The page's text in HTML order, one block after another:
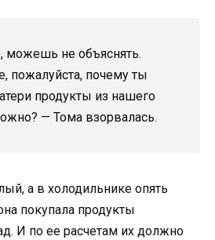
можешь не объяснять.
пожалуйста, почему ты
продукты из нашего
— Тома взорвалась.
а в холодильнике опять
покупала продукты
И по ее расчетам их должно